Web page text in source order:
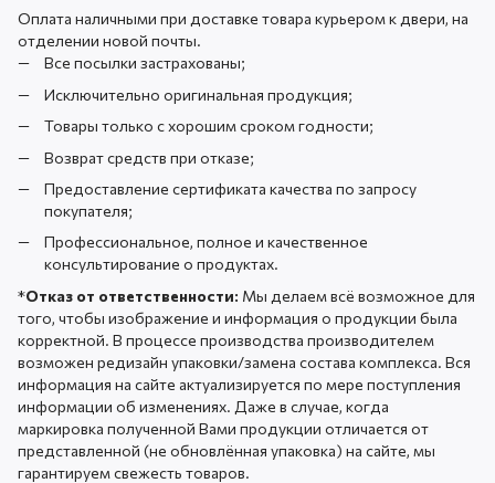
Оплата наличными при доставке товара курьером к двери, на
отделении новой почты.
Все посылки застрахованы;
Исключительно оригинальная продукция;
Товары только с хорошим сроком годности;
Возврат средств при отказе;
Предоставление сертификата качества по запросу
покупателя;
Профессиональное, полное и качественное
консультирование о продуктах.
*Отказ от ответственности: Мы делаем всё возможное для
того, чтобы изображение и информация о продукции была
корректной. В процессе производства производителем
возможен редизайн упаковки/замена состава комплекса. Вся
информация на сайте актуализируется по мере поступления
информации об изменениях. Даже в случае, когда
маркировка полученной Вами продукции отличается от
представленной (не обновлённая упаковка) на сайте, мы
гарантируем свежесть товаров.